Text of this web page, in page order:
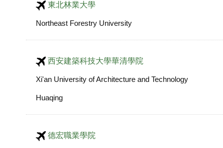
東北林業大學
Northeast Forestry University
西安建築科技大學華清學院
Xi'an University of Architecture and Technology
Huaqing
德宏職業學院